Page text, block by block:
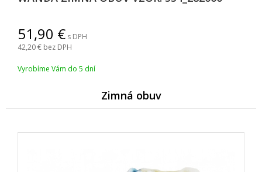
51,90
s DPH
42,20 bez DPH
Vyrobíme Vám do 5 dní
Zimná obuv